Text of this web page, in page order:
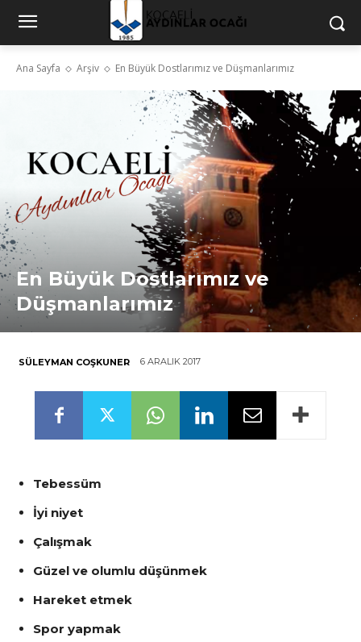
Ana Sayfa Arşiv En Büyük Dostlarımız ve Düşmanlarımız
En Büyük Dostlarımız ve
Düşmanlarımız
SÜLEYMAN COŞKUNER 6 ARALIK 2017
Tebessüm
İyi niyet
Çalışmak
Güzel ve olumlu düşünmek
Hareket etmek
Spor yapmak